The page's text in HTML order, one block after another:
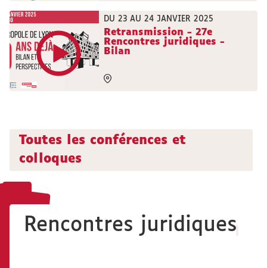
DU 23 AU 24 JANVIER 2025
Retransmission - 27e
Rencontres juridiques -
Bilan
Toutes les conférences et
colloques
Rencontres juridiques